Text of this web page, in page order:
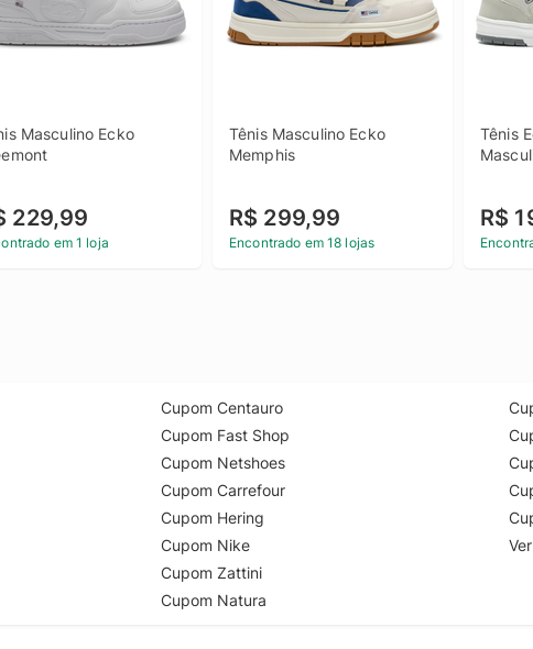
Masculino Ecko
229,99
em 1 loja
Tênis Masculino Ecko
Memphis
R$ 299,99
Encontrado em 18 lojas
Tênis
R$
Cupom Centauro
Cupom Fast Shop
Cupom Netshoes
Cupom Carrefour
Cupom Hering
Cupom Nike
Cupom Zattini
Cupom Natura